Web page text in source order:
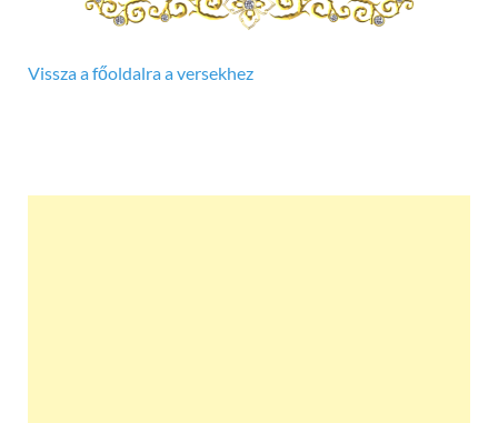
Vissza a főoldalra a versekhez